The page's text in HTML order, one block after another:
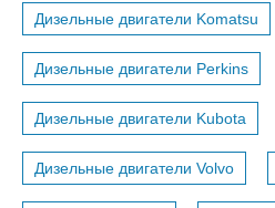
Дизельные двигатели Komatsu
Дизельные двигатели Perkins
Дизельные двигатели Kubota
Дизельные двигатели Volvo